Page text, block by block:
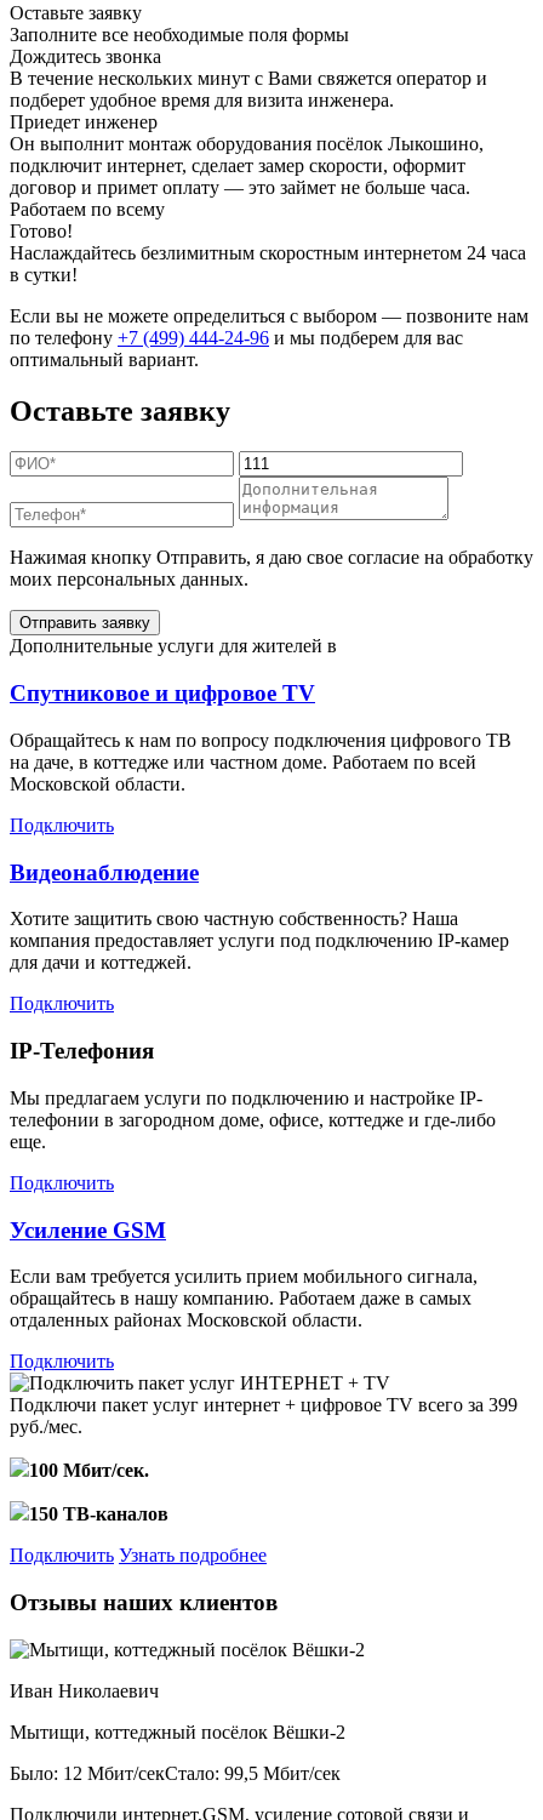
Оставьте заявку
Заполните все необходимые поля формы
Дождитесь звонка
В течение нескольких минут с Вами свяжется оператор и
подберет удобное время для визита инженера.
Приедет инженер
Он выполнит монтаж оборудования посёлок Лыкошино,
подключит интернет, сделает замер скорости, оформит
договор и примет оплату — это займет не больше часа.
Работаем по всему
Готово!
Наслаждайтесь безлимитным скоростным интернетом 24 часа
в сутки!
Если вы не можете определиться с выбором — позвоните нам
по телефону +7 (499) 444-24-96 и мы подберем для вас
оптимальный вариант.
Оставьте заявку
Нажимая кнопку Отправить, я даю свое согласие на обработку
моих персональных данных.
Отправить заявку
Дополнительные услуги для жителей в
Спутниковое и цифровое TV
Обращайтесь к нам по вопросу подключения цифрового ТВ
на даче, в коттедже или частном доме. Работаем по всей
Московской области.
Подключить
Видеонаблюдение
Хотите защитить свою частную собственность? Наша
компания предоставляет услуги под подключению IP-камер
для дачи и коттеджей.
Подключить
IP-Телефония
Мы предлагаем услуги по подключению и настройке IP-
телефонии в загородном доме, офисе, коттедже и где-либо
еще.
Подключить
Усиление GSM
Если вам требуется усилить прием мобильного сигнала,
обращайтесь в нашу компанию. Работаем даже в самых
отдаленных районах Московской области.
Подключить
Подключи пакет услуг интернет + цифровое TV всего за 399
руб./мес.
100 Мбит/сек.
150 ТВ-каналов
Подключить Узнать подробнее
Отзывы наших клиентов
Иван Николаевич
Мытищи, коттеджный посёлок Вёшки-2
Было: 12 Мбит/секСтало: 99,5 Мбит/сек
Подключили интернет,GSM, усиление сотовой связи и